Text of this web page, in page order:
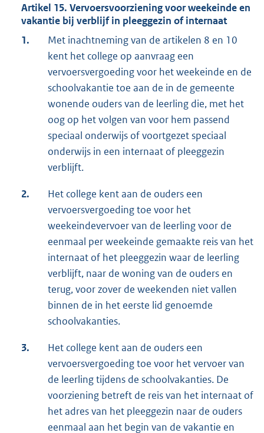
Artikel 15. Vervoersvoorziening voor weekeinde en
vakantie bij verblijf in pleeggezin of internaat
1.
Met inachtneming van de artikelen 8 en 10
kent het college op aanvraag een
vervoersvergoeding voor het weekeinde en de
schoolvakantie toe aan de in de gemeente
wonende ouders van de leerling die, met het
oog op het volgen van voor hem passend
speciaal onderwijs of voortgezet speciaal
onderwijs in een internaat of pleeggezin
verblijft.
2.
Het college kent aan de ouders een
vervoersvergoeding toe voor het
weekeindevervoer van de leerling voor de
eenmaal per weekeinde gemaakte reis van het
internaat of het pleeggezin waar de leerling
verblijft, naar de woning van de ouders en
terug, voor zover de weekenden niet vallen
binnen de in het eerste lid genoemde
schoolvakanties.
3.
Het college kent aan de ouders een
vervoersvergoeding toe voor het vervoer van
de leerling tijdens de schoolvakanties. De
voorziening betreft de reis van het internaat of
het adres van het pleeggezin naar de ouders
eenmaal aan het begin van de vakantie en